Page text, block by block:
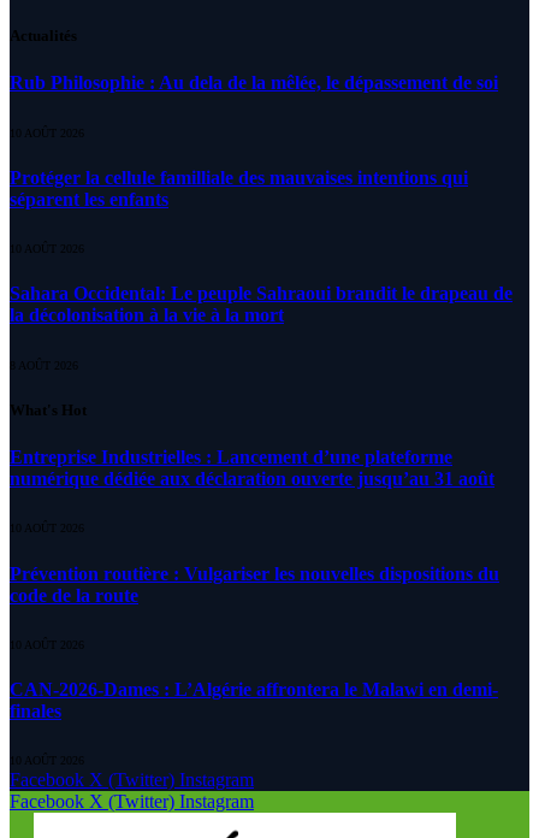
Actualités
Rub Philosophie : Au dela de la mêlée, le dépassement de soi
10 AOÛT 2026
Protéger la cellule familliale des mauvaises intentions qui
séparent les enfants
10 AOÛT 2026
Sahara Occidental: Le peuple Sahraoui brandit le drapeau de
la décolonisation à la vie à la mort
8 AOÛT 2026
What's Hot
Entreprise Industrielles : Lancement d’une plateforme
numérique dédiée aux déclaration ouverte jusqu’au 31 août
10 AOÛT 2026
Prévention routière : Vulgariser les nouvelles dispositions du
code de la route
10 AOÛT 2026
CAN-2026-Dames : L’Algérie affrontera le Malawi en demi-
finales
10 AOÛT 2026
Facebook X (Twitter) Instagram
Facebook X (Twitter) Instagram